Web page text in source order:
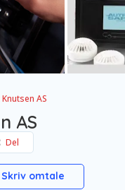
AS
AS
Del
Skriv omtale